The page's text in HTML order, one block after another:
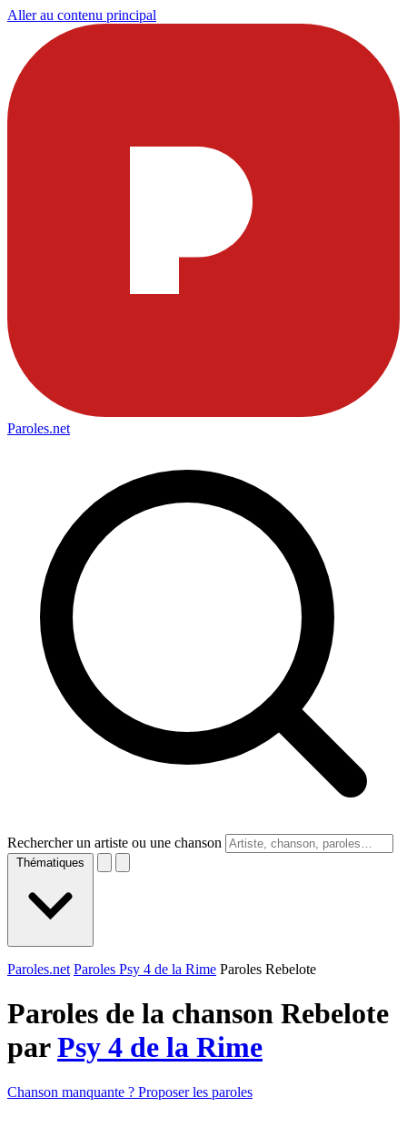
Aller au contenu principal
Paroles.net
Rechercher un artiste ou une chanson
Thématiques
Paroles.net Paroles Psy 4 de la Rime Paroles Rebelote
Paroles de la chanson Rebelote
parPsy 4 de la Rime
Chanson manquante ? Proposer les paroles